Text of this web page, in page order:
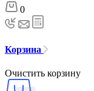
0
Корзина
Очистить корзину